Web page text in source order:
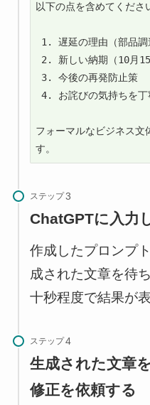
以下の点を含めてくださ
フォーマルなビジネス文
す。
ステップ
ChatGPTに入力
作成したプロンプ
成された文章を待
十秒程度で結果が
ステップ
生成された文章
修正を依頼する